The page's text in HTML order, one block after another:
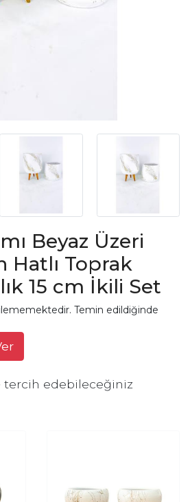
Beyaz Üzeri
Hatlı Toprak
15 cm İkili Set
Temin edildiğinde
tercih edebileceğiniz